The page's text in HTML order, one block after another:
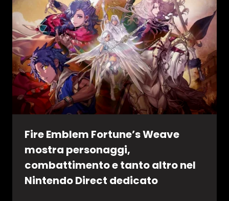
Fire Emblem Fortune’s Weave
mostra personaggi,
combattimento e tanto altro nel
Nintendo Direct dedicato